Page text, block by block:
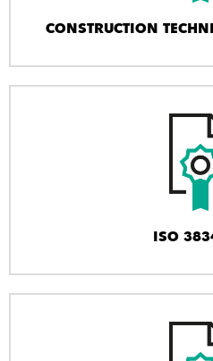
CONSTRUCTION
ISO